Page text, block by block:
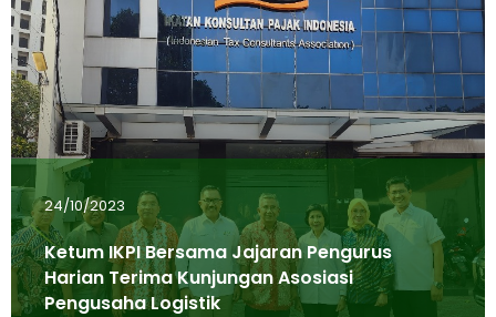
24/10/2023
Ketum IKPI Bersama Jajaran Pengurus
Harian Terima Kunjungan Asosiasi
Pengusaha Logistik